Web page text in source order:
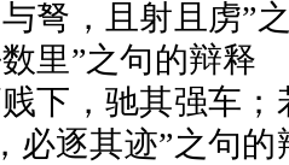
弩，且射且虏”
里”之句的辩释
下，驰其强车
必逐其迹”之句的